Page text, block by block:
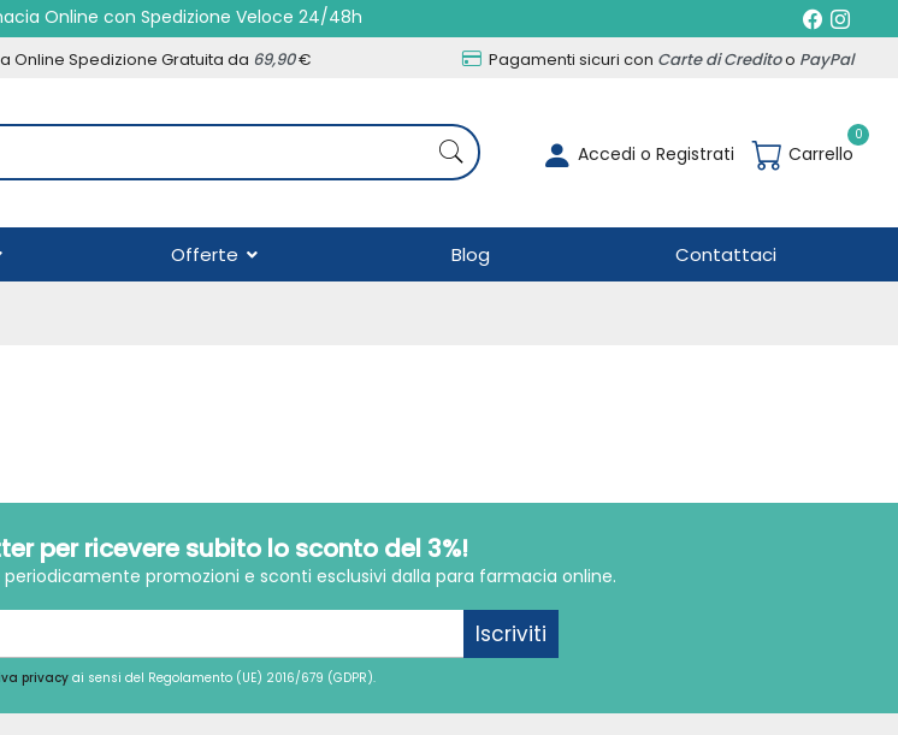
Online con Spedizione Veloce 24/48h
Online Spedizione Gratuita da 69,90€ Pagamenti sicuri con Carte di Creditoo PayPal
Accedi o Registrati Carrello
0
Offerte Blog Contattaci
per ricevere subito lo sconto del 3%!
promozioni e sconti esclusivi dalla para farmacia online.
Iscriviti
privacy ai sensi del Regolamento (UE) 2016/679 (GDPR).